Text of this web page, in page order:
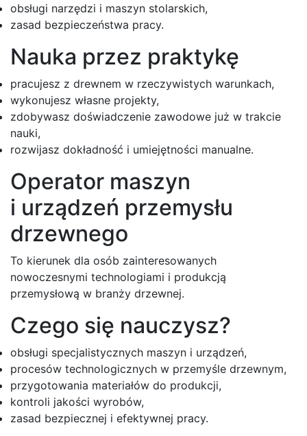
obsługi narzędzi i maszyn stolarskich,
zasad bezpieczeństwa pracy.
Nauka przez praktykę
pracujesz z drewnem w rzeczywistych warunkach,
wykonujesz własne projekty,
zdobywasz doświadczenie zawodowe już w trakcie
nauki,
rozwijasz dokładność i umiejętności manualne.
Operator maszyn
i urządzeń przemysłu
drzewnego
To kierunek dla osób zainteresowanych
nowoczesnymi technologiami i produkcją
przemysłową w branży drzewnej.
Czego się nauczysz?
obsługi specjalistycznych maszyn i urządzeń,
procesów technologicznych w przemyśle drzewnym,
przygotowania materiałów do produkcji,
kontroli jakości wyrobów,
zasad bezpiecznej i efektywnej pracy.